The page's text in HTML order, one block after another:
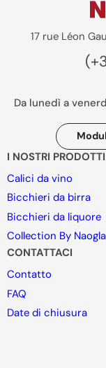
17 rue Léon
Da lunedì a
I NOSTRI
Calici da vino
Bicchieri da birra
Bicchieri da liquore
Collection By
CONTATTACI
Contatto
FAQ
Date di chiusura